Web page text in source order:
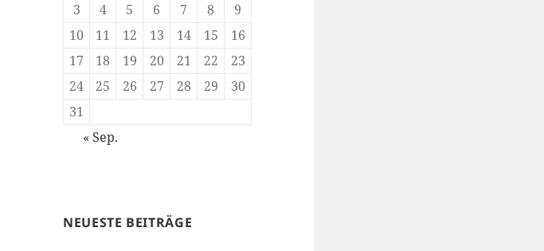
3
4 5 6 7 8
9
10
11 12 13 14 15
16
17
18 19 20 21 22
23
24
25 26 27 28 29
30
31
« Sep.
NEUESTE BEITRÄGE